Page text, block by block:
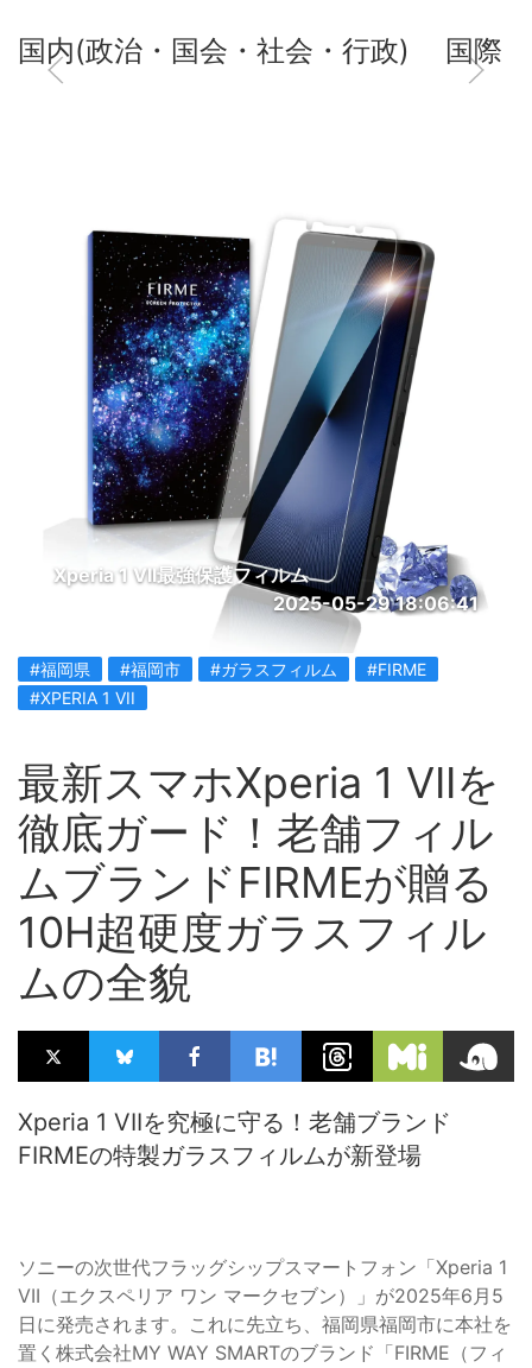
国内(政治・国会・社会・行政) 国際
Xperia 1 VII最強保護フィルム
2025-05-29 18:06:41
#福岡県 #福岡市 #ガラスフィルム
#FIRME
#XPERIA 1 VII
最新スマホXperia 1 VIIを
徹底ガード！老舗フィル
ムブランドFIRMEが贈る
10H超硬度ガラスフィル
ムの全貌
Xperia 1 VIIを究極に守る！老舗ブランド
FIRMEの特製ガラスフィルムが新登場
ソニーの次世代フラッグシップスマートフォン「Xperia 1
VII（エクスペリア ワン マークセブン）」が2025年6月5
日に発売されます。これに先立ち、福岡県福岡市に本社を
置く株式会社MY WAY SMARTのブランド「FIRME（フィ